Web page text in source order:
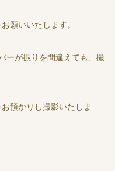
願いいたします。
ーが振りを間違えても、撮
預かりし撮影いたしま